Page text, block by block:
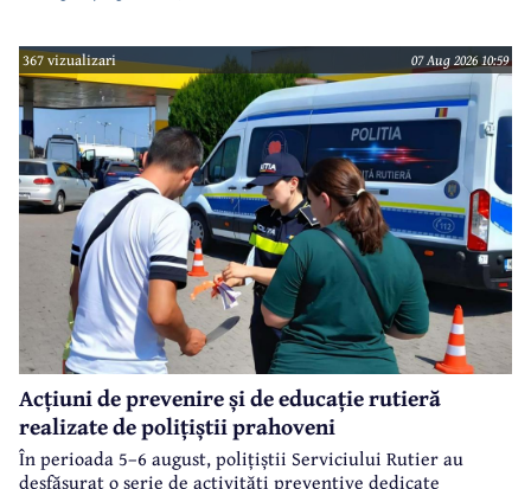
367 vizualizari 07 Aug 2026 10:59
Acțiuni de prevenire și de educație rutieră
realizate de polițiștii prahoveni
În perioada 5–6 august, polițiștii Serviciului Rutier au
desfășurat o serie de activități preventive dedicate